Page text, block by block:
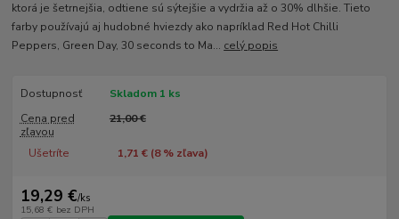
ktorá je šetrnejšia, odtiene sú sýtejšie a vydržia až o 30% dlhšie. Tieto
farby používajú aj hudobné hviezdy ako napríklad Red Hot Chilli
Peppers, Green Day, 30 seconds to Ma... celý popis
Dostupnosť
Skladom 1 ks
Cena pred
zľavou
21,00 €
Ušetríte 1,71 € (8% zľava)
19,29 €/ks
15,68 € bez DPH